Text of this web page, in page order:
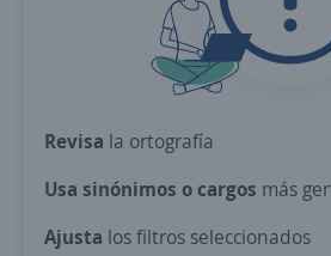
Revisa la ortografía
Usa sinónimos o cargos más
Ajusta los filtros seleccionados